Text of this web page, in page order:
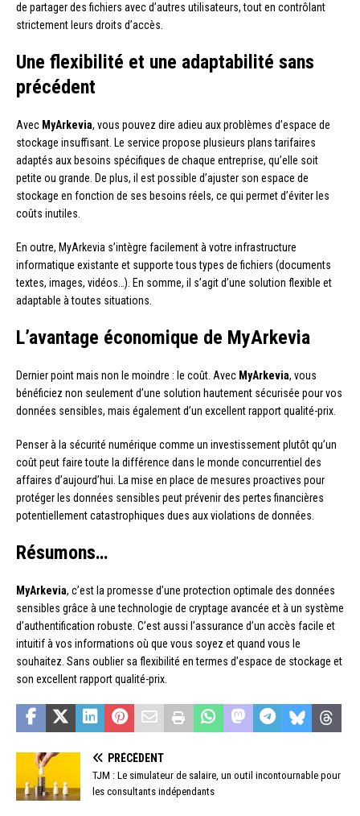
de partager des fichiers avec d’autres utilisateurs, tout en contrôlant
strictement leurs droits d’accès.
Une flexibilité et une adaptabilité sans
précédent
Avec MyArkevia, vous pouvez dire adieu aux problèmes d’espace de
stockage insuffisant. Le service propose plusieurs plans tarifaires
adaptés aux besoins spécifiques de chaque entreprise, qu’elle soit
petite ou grande. De plus, il est possible d’ajuster son espace de
stockage en fonction de ses besoins réels, ce qui permet d’éviter les
coûts inutiles.
En outre, MyArkevia s’intègre facilement à votre infrastructure
informatique existante et supporte tous types de fichiers (documents
textes, images, vidéos…). En somme, il s’agit d’une solution flexible et
adaptable à toutes situations.
L’avantage économique de MyArkevia
Dernier point mais non le moindre : le coût. Avec MyArkevia, vous
bénéficiez non seulement d’une solution hautement sécurisée pour vos
données sensibles, mais également d’un excellent rapport qualité-prix.
Penser à la sécurité numérique comme un investissement plutôt qu’un
coût peut faire toute la différence dans le monde concurrentiel des
affaires d’aujourd’hui. La mise en place de mesures proactives pour
protéger les données sensibles peut prévenir des pertes financières
potentiellement catastrophiques dues aux violations de données.
Résumons…
MyArkevia, c’est la promesse d’une protection optimale des données
sensibles grâce à une technologie de cryptage avancée et à un système
d’authentification robuste. C’est aussi l’assurance d’un accès facile et
intuitif à vos informations où que vous soyez et quand vous le
souhaitez. Sans oublier sa flexibilité en termes d’espace de stockage et
son excellent rapport qualité-prix.
PRÉCÉDENT
TJM : Le simulateur de salaire, un outil incontournable pour
les consultants indépendants